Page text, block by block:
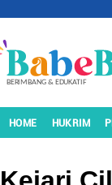
HOME HUKRIM